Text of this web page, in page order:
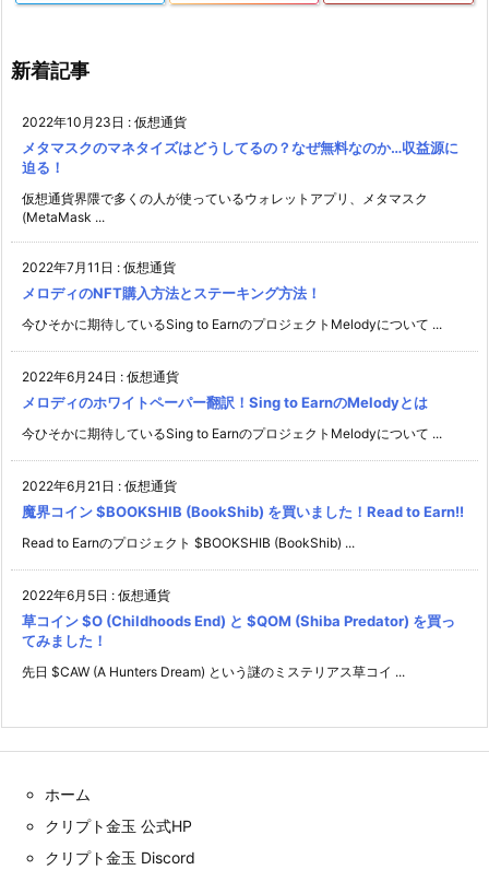
新着記事
2022年10月23日 : 仮想通貨
メタマスクのマネタイズはどうしてるの？なぜ無料なのか…収益源に
迫る！
仮想通貨界隈で多くの人が使っているウォレットアプリ、メタマスク
(MetaMask ...
2022年7月11日 : 仮想通貨
メロディのNFT購入方法とステーキング方法！
今ひそかに期待しているSing to EarnのプロジェクトMelodyについて ...
2022年6月24日 : 仮想通貨
メロディのホワイトペーパー翻訳！Sing to EarnのMelodyとは
今ひそかに期待しているSing to EarnのプロジェクトMelodyについて ...
2022年6月21日 : 仮想通貨
魔界コイン $BOOKSHIB (BookShib) を買いました！Read to Earn!!
Read to Earnのプロジェクト $BOOKSHIB (BookShib) ...
2022年6月5日 : 仮想通貨
草コイン $O (Childhoods End) と $QOM (Shiba Predator) を買っ
てみました！
先日 $CAW (A Hunters Dream) という謎のミステリアス草コイ ...
ホーム
クリプト金玉 公式HP
クリプト金玉 Discord